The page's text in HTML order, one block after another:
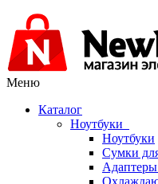
Меню
Каталог
Ноутбуки
Ноутбуки
Сумки